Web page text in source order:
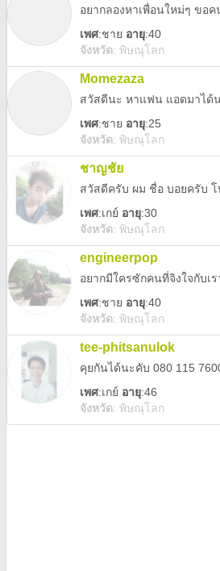
อยากลองหาเพื่อนใหม่ๆ ขอ
เพศ:ชาย อายุ:40
จังหวัด: พิษณุโลก
Momezaza
สวัสดีนะ หาแฟน แอดมาได้
เพศ:ชาย อายุ:25
จังหวัด: พิษณุโลก
ชาญชัย
เพศ:เกย์ อายุ:30
จังหวัด: พิษณุโลก
engineerpop
อยากมีใครซักคนที่จิงใจกับเร
เพศ:ชาย อายุ:40
จังหวัด: พิษณุโลก
tee-phitsanulok
คุยกันได้นะคับ 080 115
เพศ:เกย์ อายุ:46
จังหวัด: พิษณุโลก